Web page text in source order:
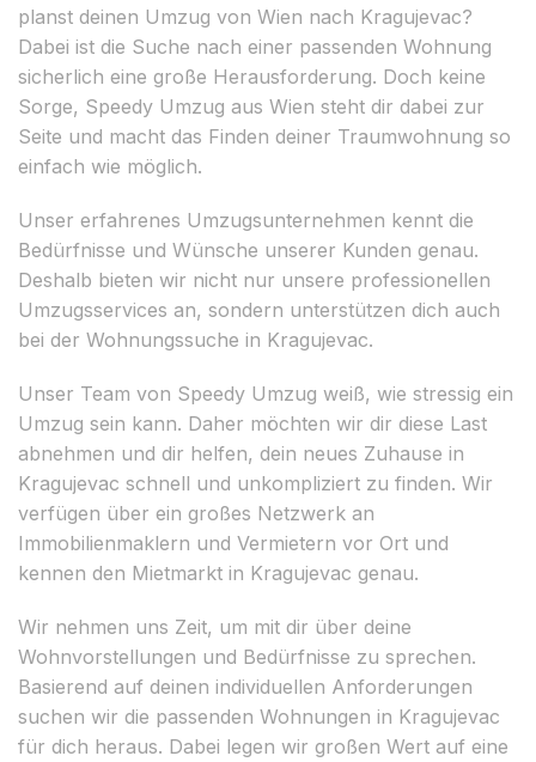
planst deinen Umzug von Wien nach Kragujevac?
Dabei ist die Suche nach einer passenden Wohnung
sicherlich eine große Herausforderung. Doch keine
Sorge, Speedy Umzug aus Wien steht dir dabei zur
Seite und macht das Finden deiner Traumwohnung so
einfach wie möglich.
Unser erfahrenes Umzugsunternehmen kennt die
Bedürfnisse und Wünsche unserer Kunden genau.
Deshalb bieten wir nicht nur unsere professionellen
Umzugsservices an, sondern unterstützen dich auch
bei der Wohnungssuche in Kragujevac.
Unser Team von Speedy Umzug weiß, wie stressig ein
Umzug sein kann. Daher möchten wir dir diese Last
abnehmen und dir helfen, dein neues Zuhause in
Kragujevac schnell und unkompliziert zu finden. Wir
verfügen über ein großes Netzwerk an
Immobilienmaklern und Vermietern vor Ort und
kennen den Mietmarkt in Kragujevac genau.
Wir nehmen uns Zeit, um mit dir über deine
Wohnvorstellungen und Bedürfnisse zu sprechen.
Basierend auf deinen individuellen Anforderungen
suchen wir die passenden Wohnungen in Kragujevac
für dich heraus. Dabei legen wir großen Wert auf eine